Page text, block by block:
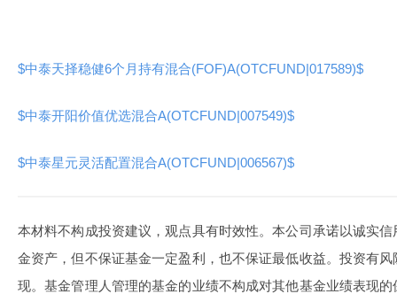
$中泰天择稳健6个月持有混合(FOF)A(OTCFUND|017589)$
$中泰开阳价值优选混合A(OTCFUND|007549)$
$中泰星元灵活配置混合A(OTCFUND|006567)$
本材料不构成投资建议，观点具有时效性。本公司承诺以诚实
金资产，但不保证基金一定盈利，也不保证最低收益。投资有
现。基金管理人管理的基金的业绩不构成对其他基金业绩表现